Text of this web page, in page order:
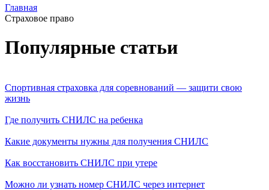
Главная
Страховое право
Популярные статьи
Спортивная страховка для соревнований — защити свою
жизнь
Где получить СНИЛС на ребенка
Какие документы нужны для получения СНИЛС
Как восстановить СНИЛС при утере
Можно ли узнать номер СНИЛС через интернет